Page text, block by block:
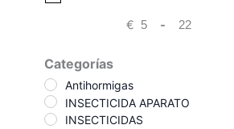
€ Minimum Price
-Maximum Price
Categorías
Antihormigas
INSECTICIDA APARATO
INSECTICIDAS